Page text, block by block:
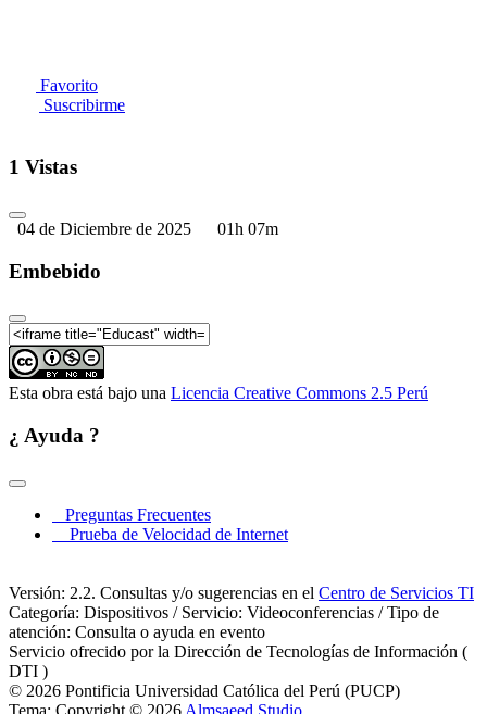
Favorito
Suscribirme
1 Vistas
04 de Diciembre de 2025 01h 07m
Embebido
Esta obra está bajo una Licencia Creative Commons 2.5 Perú
¿ Ayuda ?
Preguntas Frecuentes
Prueba de Velocidad de Internet
Versión: 2.2. Consultas y/o sugerencias en el Centro de Servicios TI
Categoría: Dispositivos / Servicio: Videoconferencias / Tipo de
atención: Consulta o ayuda en evento
Servicio ofrecido por la Dirección de Tecnologías de Información (
DTI )
© 2026 Pontificia Universidad Católica del Perú (PUCP)
Tema: Copyright © 2026 Almsaeed Studio